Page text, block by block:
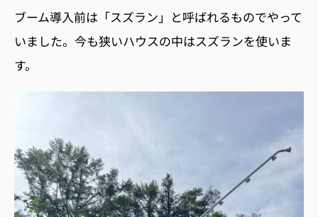
ブーム導入前は「スズラン」と呼ばれるものでやって
いました。今も狭いハウスの中はスズランを使いま
す。